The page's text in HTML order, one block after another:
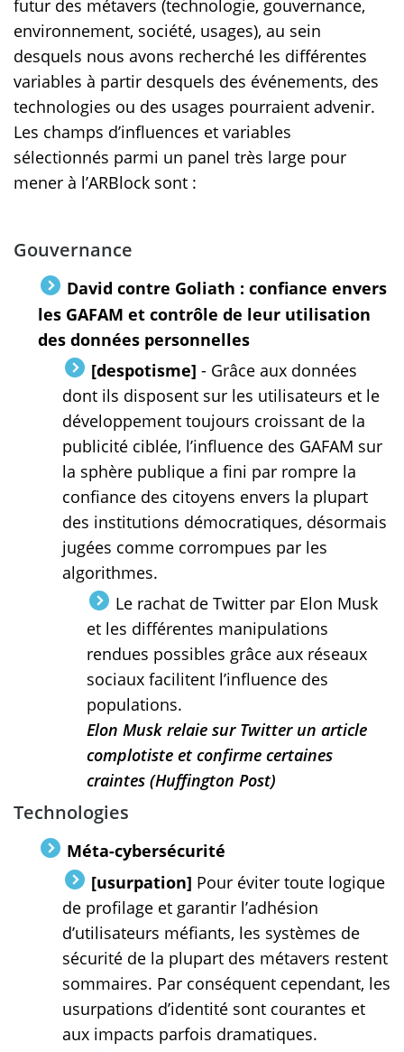
futur des métavers (technologie, gouvernance,
environnement, société, usages), au sein
desquels nous avons recherché les différentes
variables à partir desquels des événements, des
technologies ou des usages pourraient advenir.
Les champs d’influences et variables
sélectionnés parmi un panel très large pour
mener à l’ARBlock sont :
Gouvernance
David contre Goliath : confiance envers
les GAFAM et contrôle de leur utilisation
des données personnelles
[despotisme] - Grâce aux données
dont ils disposent sur les utilisateurs et le
développement toujours croissant de la
publicité ciblée, l’influence des GAFAM sur
la sphère publique a fini par rompre la
confiance des citoyens envers la plupart
des institutions démocratiques, désormais
jugées comme corrompues par les
algorithmes.
Le rachat de Twitter par Elon Musk
et les différentes manipulations
rendues possibles grâce aux réseaux
sociaux facilitent l’influence des
populations.
Elon Musk relaie sur Twitter un article
complotiste et confirme certaines
craintes (Huffington Post)
Technologies
Méta-cybersécurité
[usurpation] Pour éviter toute logique
de profilage et garantir l’adhésion
d’utilisateurs méfiants, les systèmes de
sécurité de la plupart des métavers restent
sommaires. Par conséquent cependant, les
usurpations d’identité sont courantes et
aux impacts parfois dramatiques.